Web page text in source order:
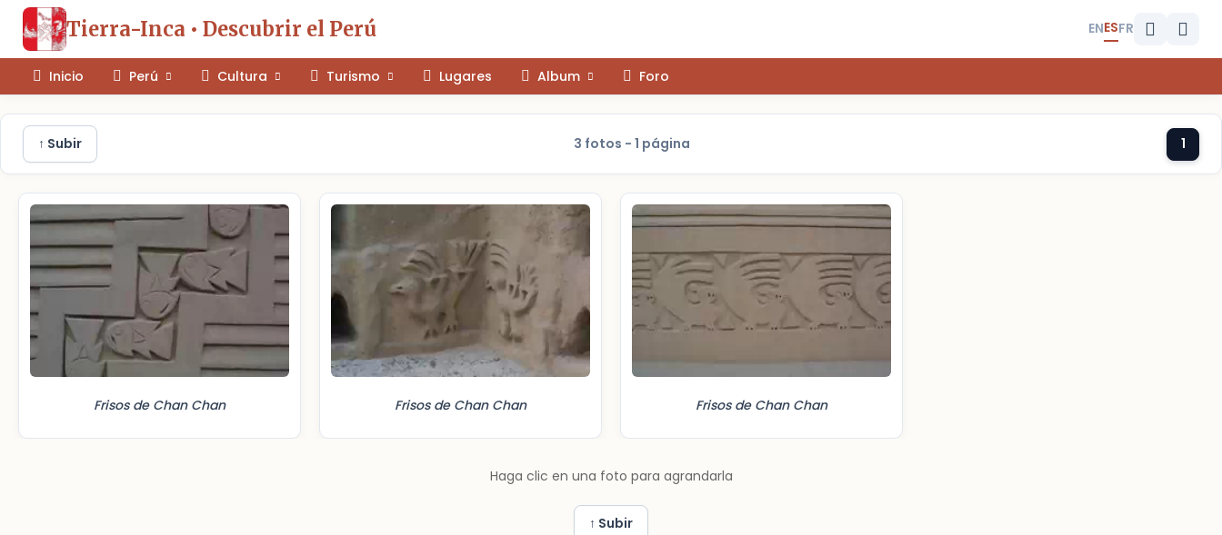
Tierra-Inca • Descubrir el Perú ENESFR
Inicio Perú Cultura Turismo Lugares Album Foro
↑ Subir 3 fotos - 1 página 1
Frisos de Chan Chan Frisos de Chan Chan Frisos de Chan Chan
Haga clic en una foto para agrandarla
↑ Subir